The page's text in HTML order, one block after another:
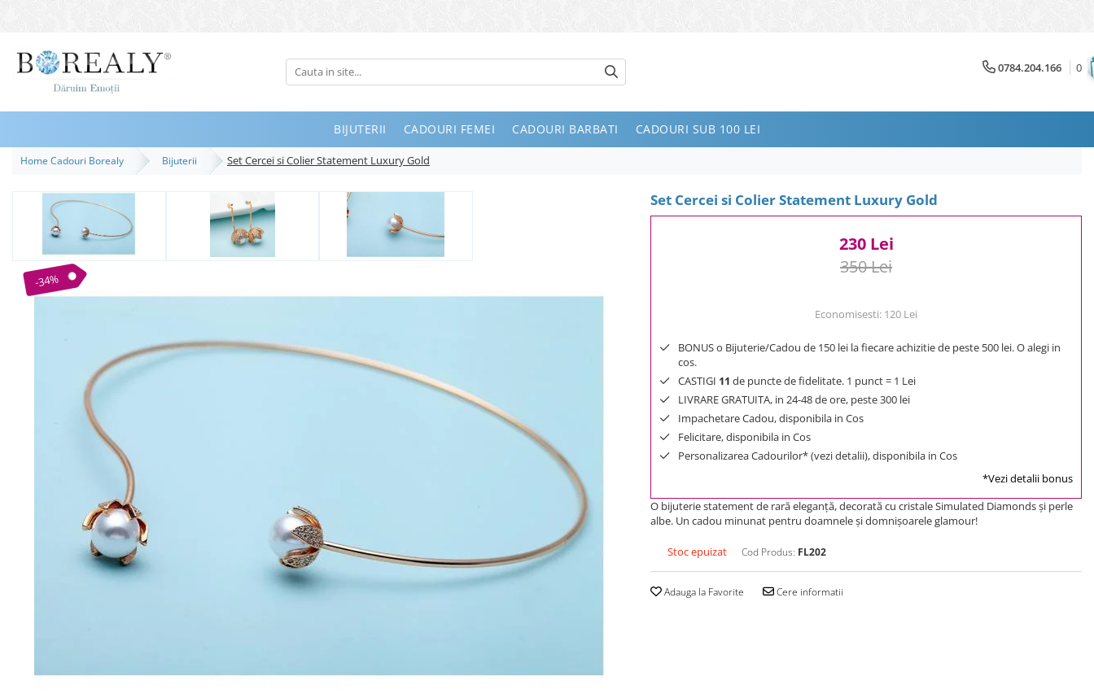
Bijuterii
Inele
Bratari
Destinatari
Bijuterii Mirese
0 Lei - 100 Lei
0784.204.166 0
BIJUTERII CADOURI FEMEI CADOURI BARBATI CADOURI SUB 100 LEI
Home Cadouri Borealy Bijuterii Set Cercei si Colier Statement Luxury Gold
Set Cercei si Colier Statement Luxury Gold
-34%
230 Lei
350 Lei
Economisesti: 120 Lei
BONUS o Bijuterie/Cadou de 150 lei la fiecare achizitie de peste 500 lei. O alegi in
cos.
CASTIGI 11 de puncte de fidelitate. 1 punct = 1 Lei
LIVRARE GRATUITA, in 24-48 de ore, peste 300 lei
Impachetare Cadou, disponibila in Cos
Felicitare, disponibila in Cos
Personalizarea Cadourilor* (vezi detalii), disponibila in Cos
*Vezi detalii bonus
O bijuterie statement de rară eleganţă, decorată cu cristale Simulated Diamonds şi perle
albe. Un cadou minunat pentru doamnele şi domnişoarele glamour!
Stoc epuizat Cod Produs: FL202
Adauga la Favorite Cere informatii